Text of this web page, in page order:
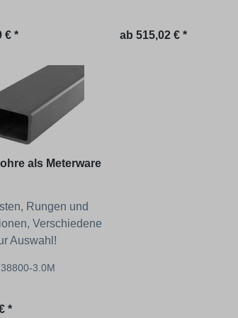
Preis:
€ * Regulärer Preis:
ab515,02 € *
als Meterware
Rungen und
Verschiedene
Auswahl!
3.0M
Preis:
*